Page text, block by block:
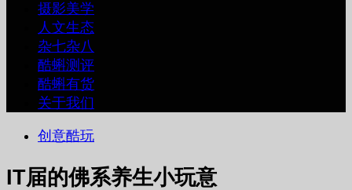
摄影美学
人文生态
杂七杂八
酷蝌测评
酷蝌有货
关于我们
创意酷玩
IT届的佛系养生小玩意